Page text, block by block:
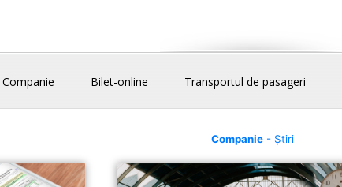
Companie Bilet-online Transportul de pasageri
Companie- Știri